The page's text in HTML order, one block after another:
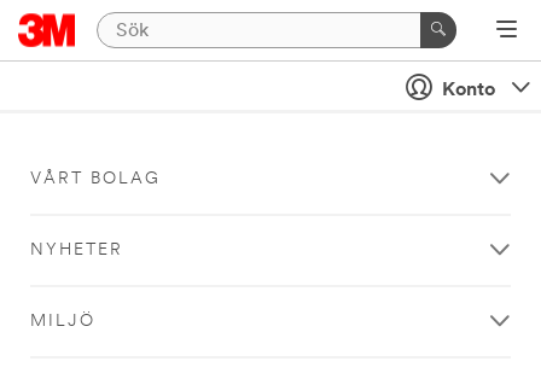
Konto
VÅRT BOLAG
NYHETER
MILJÖ